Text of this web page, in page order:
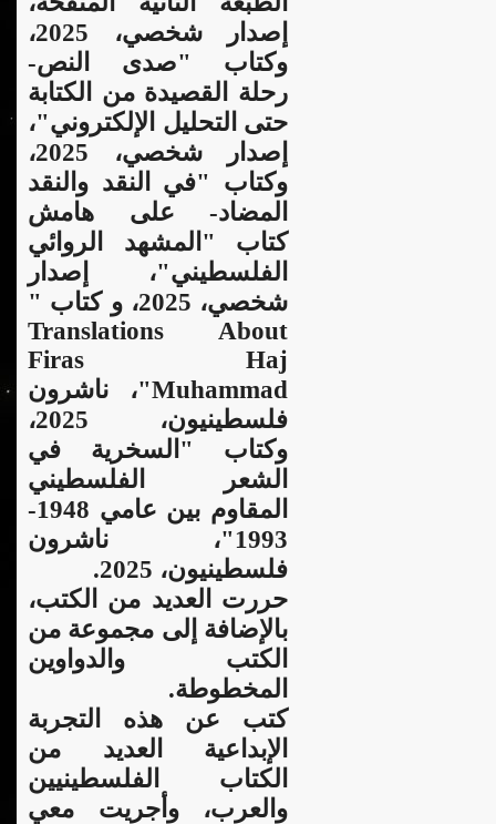
إصدار شخصي، 2025،
وكتاب "صدى النص-
رحلة القصيدة من الكتابة
حتى التحليل الإلكتروني"،
إصدار شخصي، 2025،
وكتاب "في النقد والنقد
المضاد- على هامش
كتاب "المشهد الروائي
الفلسطيني"، إصدار
شخصي، 2025، و كتاب "
Translations About
Firas Haj
Muhammad"، ناشرون
فلسطينيون، 2025،
وكتاب "السخرية في
الشعر الفلسطيني
المقاوم بين عامي 1948-
1993"، ناشرون
فلسطينيون، 2025.
حررت العديد من الكتب،
بالإضافة إلى مجموعة من
الكتب والدواوين
المخطوطة.
كتب عن هذه التجربة
الإبداعية العديد من
الكتاب الفلسطينيين
والعرب، وأجريت معي